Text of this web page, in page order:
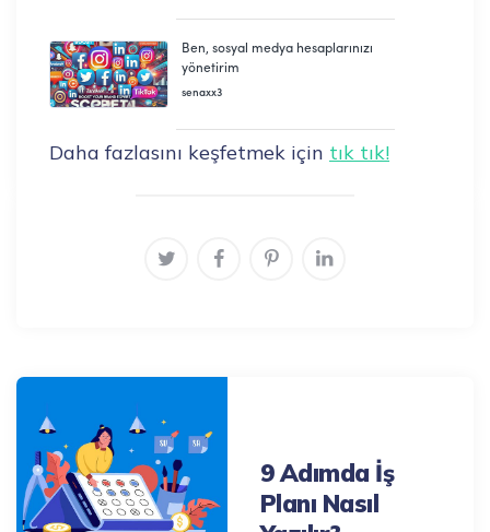
Daha fazlasını keşfetmek için tık tık!
Post
navigation
9 Adımda İş
Planı Nasıl